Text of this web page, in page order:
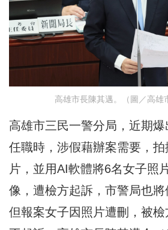
高雄市長陳其邁。（圖／高雄
高雄市三民一警分局，近期
任職時，涉假藉辦案需要，
片，並用AI軟體將6名女子照
像，遭檢方起訴，市警局也將
但報案女子因照片遭刪，被檢